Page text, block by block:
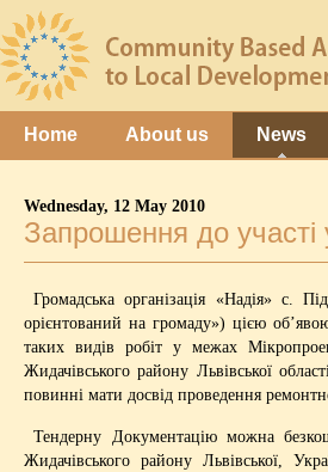
Home About us News
Wednesday, 12 May 2010
Запрошення до участі
Громадська організація «Надія» с.
орієнтований на громаду») цією
таких видів робіт у межах
Жидачівського району Львівської
повинні мати досвід проведення
Тендерну Документацію можна
Жидачівського району Львівської,